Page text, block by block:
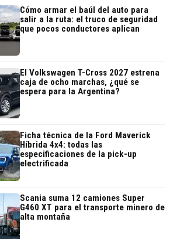
Cómo armar el baúl del auto para
salir a la ruta: el truco de seguridad
que pocos conductores aplican
El Volkswagen T-Cross 2027 estrena
caja de ocho marchas, ¿qué se
espera para la Argentina?
Ficha técnica de la Ford Maverick
Híbrida 4x4: todas las
especificaciones de la pick-up
electrificada
Scania suma 12 camiones Super
G460 XT para el transporte minero de
alta montaña